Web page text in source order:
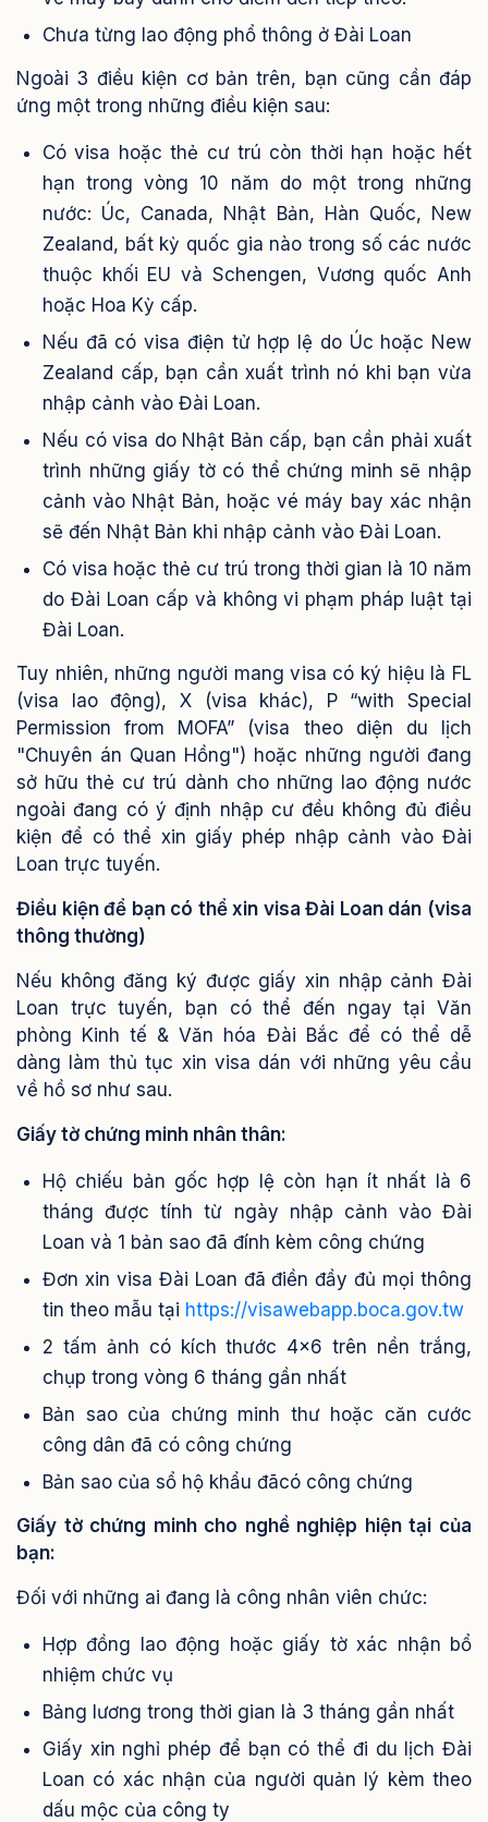
Chưa từng lao động phổ thông ở Đài Loan
Ngoài 3 điều kiện cơ bản trên, bạn cũng cần đáp
ứng một trong những điều kiện sau:
Có visa hoặc thẻ cư trú còn thời hạn hoặc hết
hạn trong vòng 10 năm do một trong những
nước: Úc, Canada, Nhật Bản, Hàn Quốc, New
Zealand, bất kỳ quốc gia nào trong số các nước
thuộc khối EU và Schengen, Vương quốc Anh
hoặc Hoa Kỳ cấp.
Nếu đã có visa điện tử hợp lệ do Úc hoặc New
Zealand cấp, bạn cần xuất trình nó khi bạn vừa
nhập cảnh vào Đài Loan.
Nếu có visa do Nhật Bản cấp, bạn cần phải xuất
trình những giấy tờ có thể chứng minh sẽ nhập
cảnh vào Nhật Bản, hoặc vé máy bay xác nhận
sẽ đến Nhật Bản khi nhập cảnh vào Đài Loan.
Có visa hoặc thẻ cư trú trong thời gian là 10 năm
do Đài Loan cấp và không vi phạm pháp luật tại
Đài Loan.
Tuy nhiên, những người mang visa có ký hiệu là FL
(visa lao động), X (visa khác), P “with Special
Permission from MOFA” (visa theo diện du lịch
"Chuyên án Quan Hồng") hoặc những người đang
sở hữu thẻ cư trú dành cho những lao động nước
ngoài đang có ý định nhập cư đều không đủ điều
kiện để có thể xin giấy phép nhập cảnh vào Đài
Loan trực tuyến.
Điều kiện để bạn có thể xin visa Đài Loan dán (visa
thông thường)
Nếu không đăng ký được giấy xin nhập cảnh Đài
Loan trực tuyến, bạn có thể đến ngay tại Văn
phòng Kinh tế & Văn hóa Đài Bắc để có thể dễ
dàng làm thủ tục xin visa dán với những yêu cầu
về hồ sơ như sau.
Giấy tờ chứng minh nhân thân:
Hộ chiếu bản gốc hợp lệ còn hạn ít nhất là 6
tháng được tính từ ngày nhập cảnh vào Đài
Loan và 1 bản sao đã đính kèm công chứng
Đơn xin visa Đài Loan đã điền đầy đủ mọi thông
tin theo mẫu tại https://visawebapp.boca.gov.tw
2 tấm ảnh có kích thước 4x6 trên nền trắng,
chụp trong vòng 6 tháng gần nhất
Bản sao của chứng minh thư hoặc căn cước
công dân đã có công chứng
Bản sao của sổ hộ khẩu đãcó công chứng
Giấy tờ chứng minh cho nghề nghiệp hiện tại của
bạn:
Đối với những ai đang là công nhân viên chức:
Hợp đồng lao động hoặc giấy tờ xác nhận bổ
nhiệm chức vụ
Bảng lương trong thời gian là 3 tháng gần nhất
Giấy xin nghỉ phép để bạn có thể đi du lịch Đài
Loan có xác nhận của người quản lý kèm theo
dấu mộc của công ty